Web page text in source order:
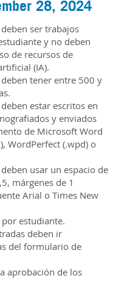
28, 2024
ser trabajos
y no deben
de recursos de
(IA).
deben tener entre 500 y
estar escritos en
y enviados
de Microsoft Word
WordPerfect (.wpd) o
usar un espacio de
márgenes de 1
Arial o Times New
estudiante.
deben ir
del formulario de
aprobación de los